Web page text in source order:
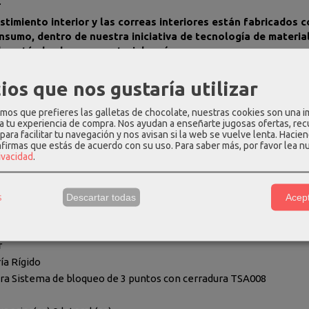
interior y las correas interiores están fabricados
dentro de nuestra iniciativa de tecnología de
están hechos con materiales vírgenes.
interior y la cincha interior están fabricados con
de plástico reciclados
se elaboran con el equivalente a 230 vasitos de yogur
verde
electricidad de fuentes renovables para la producción de
sostenibles
Rígido
Sistema de bloqueo de 3 puntos con cerradura TSA008
que nos gustaría utilizar
que prefieres las galletas de chocolate, nuestras cookies son una
tu experiencia de compra. Nos ayudan a enseñarte jugosas ofertas,
facilitar tu navegación y nos avisan si la web se vuelve lenta.
que estás de acuerdo con su uso. Para saber más, por favor lea
.
Descartar todas